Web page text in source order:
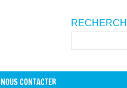
NOUS CONTACTER